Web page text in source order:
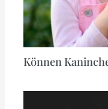
Können